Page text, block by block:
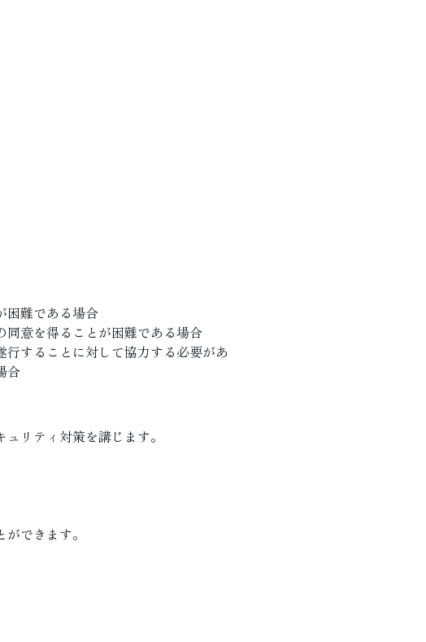
困難である場合
意を得ることが困難である場合
することに対して協力する必要があ
合
リティ対策を講じます。
できます。